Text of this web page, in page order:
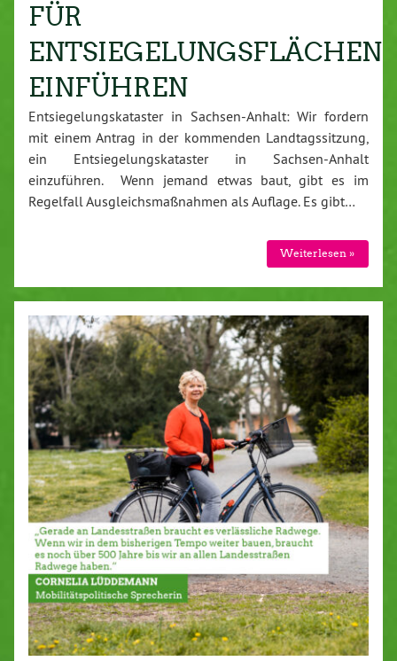
FÜR
ENTSIEGELUNGSFLÄCHEN
EINFÜHREN
Entsiegelungskataster in Sachsen-Anhalt: Wir fordern
mit einem Antrag in der kommenden Landtagssitzung,
ein Entsiegelungskataster in Sachsen-Anhalt
einzuführen. Wenn jemand etwas baut, gibt es im
Regelfall Ausgleichsmaßnahmen als Auflage. Es gibt…
Weiterlesen »